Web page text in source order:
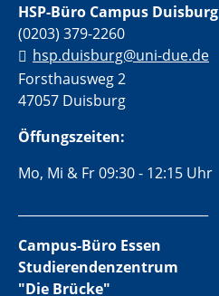
HSP-Büro Campus Duisburg
(0203) 379-2260
hsp.duisburg@uni-due.de
Forsthausweg 2
47057 Duisburg
Öffungszeiten:
Mo, Mi & Fr 09:30 - 12:15 Uhr
Campus-Büro Essen
Studierendenzentrum
"Die Brücke"